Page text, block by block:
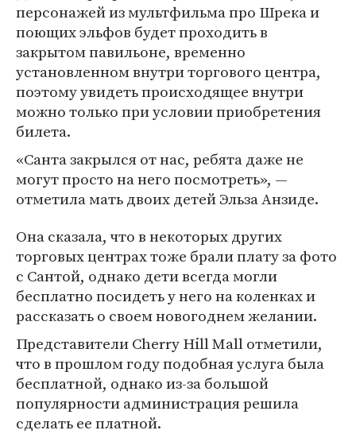
персонажей из мультфильма про Шрека и
поющих эльфов будет проходить в
закрытом павильоне, временно
установленном внутри торгового центра,
поэтому увидеть происходящее внутри
можно только при условии приобретения
билета.
«Санта закрылся от нас, ребята даже не
могут просто на него посмотреть», —
отметила мать двоих детей Эльза Анзиде.
Она сказала, что в некоторых других
торговых центрах тоже брали плату за фото
с Сантой, однако дети всегда могли
бесплатно посидеть у него на коленках и
рассказать о своем новогоднем желании.
Представители Cherry Hill Mall отметили,
что в прошлом году подобная услуга была
бесплатной, однако из-за большой
популярности администрация решила
сделать ее платной.